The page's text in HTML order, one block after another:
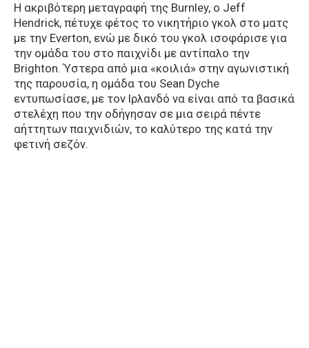
Η ακριβότερη μεταγραφή της Burnley, ο Jeff
Hendrick, πέτυχε φέτος το νικητήριο γκολ στο ματς
με την Everton, ενώ με δικό του γκολ ισοφάρισε για
την ομάδα του στο παιχνίδι με αντίπαλο την
Brighton. Ύστερα από μια «κοιλιά» στην αγωνιστική
της παρουσία, η ομάδα του Sean Dyche
εντυπωσίασε, με τον Ιρλανδό να είναι από τα βασικά
στελέχη που την οδήγησαν σε μια σειρά πέντε
αήττητων παιχνιδιών, το καλύτερο της κατά την
φετινή σεζόν.